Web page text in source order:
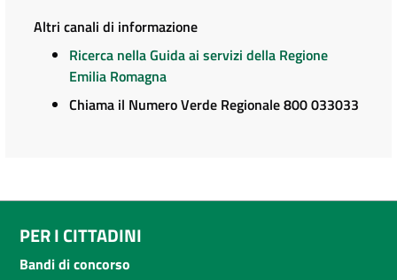
Altri canali di informazione
Ricerca nella Guida ai servizi della Regione
Emilia Romagna
Chiama il Numero Verde Regionale 800 033033
PER I CITTADINI
Bandi di concorso